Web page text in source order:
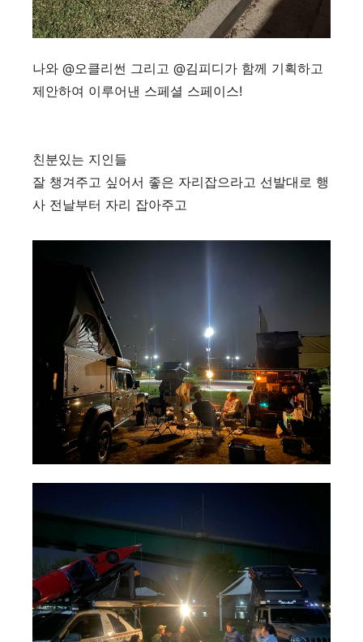
나와 @오클리썬 그리고 @김피디가 함께 기획하고
제안하여 이루어낸 스페셜 스페이스!
친분있는 지인들
잘 챙겨주고 싶어서 좋은 자리잡으라고 선발대로 행
사 전날부터 자리 잡아주고